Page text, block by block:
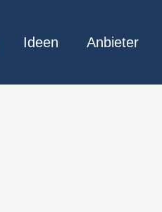
Ideen Anbieter